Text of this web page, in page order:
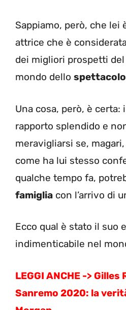
Sappiamo, però, che lei
attrice che è
dei migliori prospetti
mondo dello spettacolo
Una cosa, però, è certa:
rapporto splendido e
meravigliarsi se,
come ha lui stesso
qualche tempo fa,
famiglia con l’arrivo di
Ecco qual è stato il suo
indimenticabile nel
LEGGI ANCHE ->Gilles
Sanremo 2020: la